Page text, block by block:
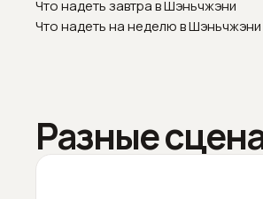
Что надеть завтра в Шэньчжэни
Что надеть на неделю в Шэньчжэни
Разные